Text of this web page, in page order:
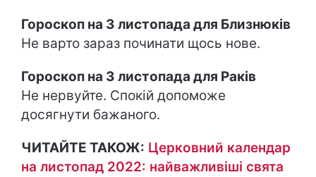
Гороскоп на 3 листопада для Близнюків
Не варто зараз починати щось нове.
Гороскоп на 3 листопада для Раків
Не нервуйте. Спокій допоможе
досягнути бажаного.
ЧИТАЙТЕ ТАКОЖ: Церковний календар
на листопад 2022: найважливіші свята